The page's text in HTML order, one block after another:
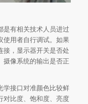
是有相关技术人员进过
使用者自行调试。如果
接，显示器开关是否处
摄像系统的输出是否正
学接口对准颜色比较鲜
对比度、饱和度、亮度